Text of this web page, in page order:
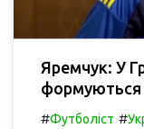
Яремчук: У
формуються
#Футболіст #